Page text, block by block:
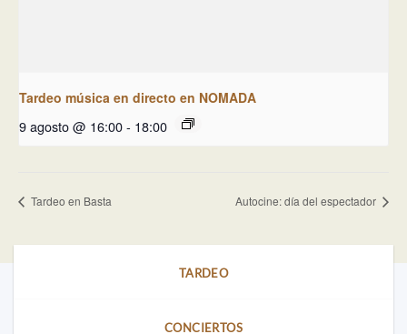
Tardeo música en directo en NOMADA
9 agosto @ 16:00- 18:00
Tardeo en Basta Autocine: día del espectador
TARDEO
CONCIERTOS